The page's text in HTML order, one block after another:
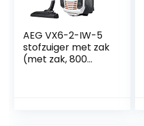
AEG VX6-2-IW-5
stofzuiger met zak
(met zak, 800